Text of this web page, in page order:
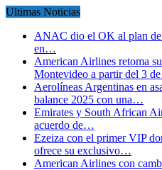
Ultimas Noticias
ANAC dio el OK al plan
en…
American Airlines retoma
Montevideo a partir del 3
Aerolíneas Argentinas en
balance 2025 con una…
Emirates y South African
acuerdo de…
Ezeiza con el primer VIP
ofrece su exclusivo…
American Airlines con